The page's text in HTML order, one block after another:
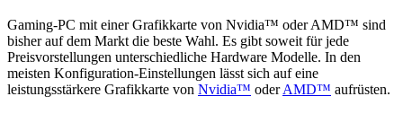
Gaming-PC mit einer Grafikkarte von Nvidia™ oder AMD™ sind
bisher auf dem Markt die beste Wahl. Es gibt soweit für jede
Preisvorstellungen unterschiedliche Hardware Modelle. In den
meisten Konfiguration-Einstellungen lässt sich auf eine
leistungsstärkere Grafikkarte von Nvidia™ oderAMD™ aufrüsten.